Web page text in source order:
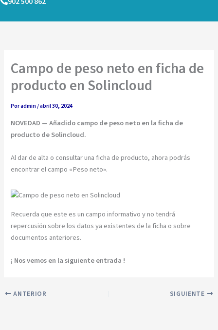
Ir
Campo de peso neto en ficha de
producto en Solincloud
Poradmin/abril 30, 2024
NOVEDAD — Añadido campo de peso neto en la ficha de
producto de Solincloud.
Al dar de alta o consultar una ficha de producto, ahora podrás
encontrar el campo «Peso neto».
Recuerda que este es un campo informativo y no tendrá
repercusión sobre los datos ya existentes de la ficha o sobre
documentos anteriores.
¡ Nos vemos en la siguiente entrada !
ANTERIOR SIGUIENTE